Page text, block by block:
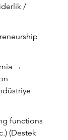
/
→
functions
(Destek